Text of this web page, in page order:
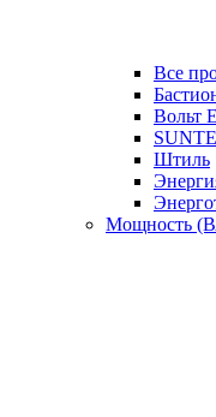
Все
Вольт
Штиль
Мощность